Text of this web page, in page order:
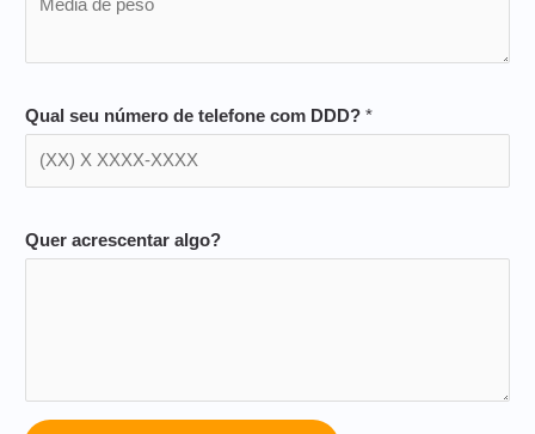
Qual seu número de telefone com DDD? *
Quer acrescentar algo?